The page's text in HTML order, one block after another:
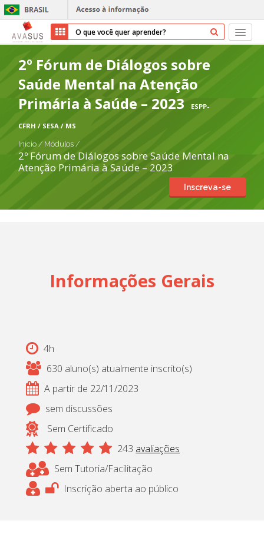
Início
Cursos
Transparência
2º Fórum de Diálogos sobre
Saúde Mental na Atenção
Primária à Saúde – 2023
ESPP-
CFRH / SESA / MS
Início / Módulos/
2º Fórum de Diálogos sobre Saúde Mental na
Atenção Primária à Saúde – 2023
Inscreva-se
Informações Gerais
4h
630 aluno(s) atualmente inscrito(s)
A partir de 22/11/2023
sem discussões
Sem Certificado
243 avaliações
Sem Tutoria/Facilitação
Inscrição aberta ao público